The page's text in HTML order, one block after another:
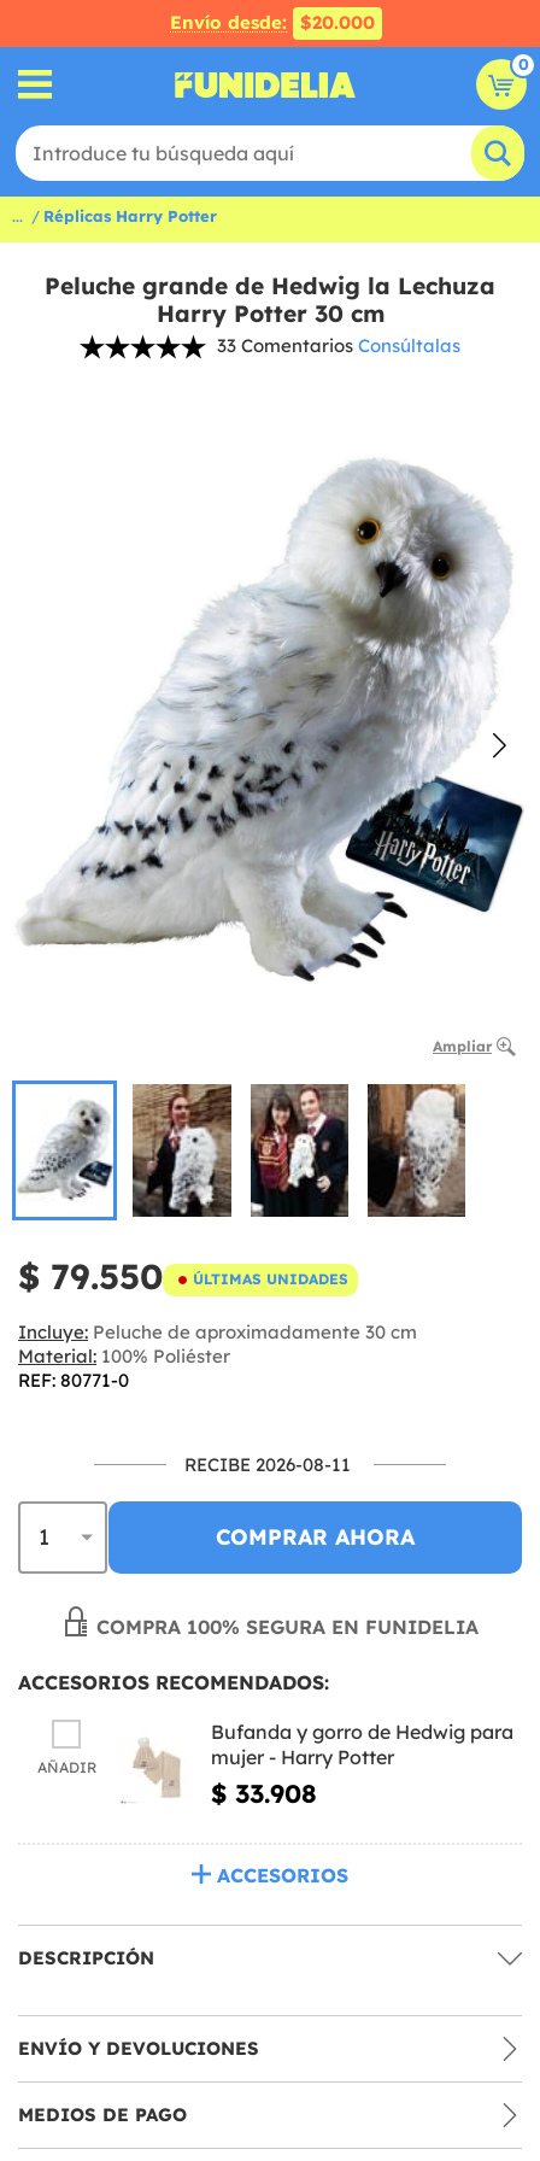
Envío desde: $20.000
0
... Réplicas Harry Potter
Peluche grande de Hedwig la Lechuza
Harry Potter 30 cm
33 Comentarios Consúltalas
Ampliar
$ 79.550 ÚLTIMAS UNIDADES
Incluye: Peluche de aproximadamente 30 cm
Material: 100% Poliéster
REF: 80771-0
RECIBE 2026-08-11
COMPRAR AHORA
COMPRA 100% SEGURA EN FUNIDELIA
ACCESORIOS RECOMENDADOS:
AÑADIR
Bufanda y gorro de Hedwig para
mujer - Harry Potter
$ 33.908
ACCESORIOS
DESCRIPCIÓN
ENVÍO Y DEVOLUCIONES
MEDIOS DE PAGO